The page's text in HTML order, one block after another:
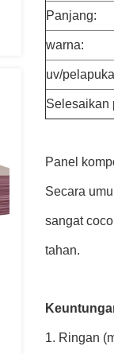
Panjang:
warna:
uv/
Selesaikan
Panel
Secara
sangat
tahan.
1. Ringan